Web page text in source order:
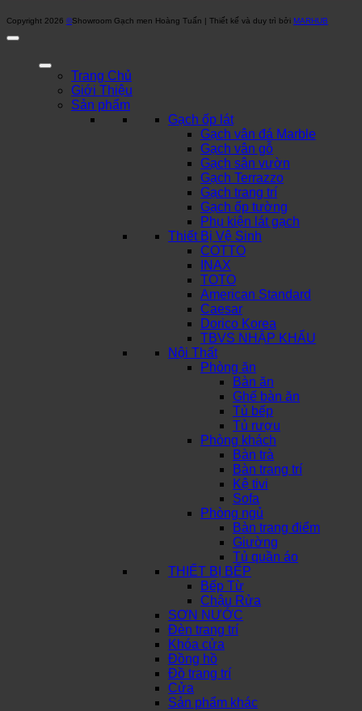
Copyright 2026 ©Showroom Gạch men Hoàng Tuấn | Thiết kế và duy trì bởi MARHUB
Trang Chủ
Giới Thiệu
Sản phẩm
Gạch ốp lát
Gạch vân đá Marble
Gạch vân gỗ
Gạch sân vườn
Gạch Terrazzo
Gạch trang trí
Gạch ốp tường
Phụ kiện lát gạch
Thiết Bị Vệ Sinh
COTTO
INAX
TOTO
American Standard
Caesar
Dorico Korea
TBVS NHẬP KHẨU
Nội Thất
Phòng ăn
Bàn ăn
Ghế bàn ăn
Tủ bếp
Tủ rượu
Phòng khách
Bàn trà
Bàn trang trí
Kệ tivi
Sofa
Phòng ngủ
Bàn trang điểm
Giường
Tủ quần áo
THIẾT BỊ BẾP
Bếp Từ
Chậu Rửa
SƠN NƯỚC
Đèn trang trí
Khóa cửa
Đồng hồ
Đồ trang trí
Cửa
Sản phẩm khác